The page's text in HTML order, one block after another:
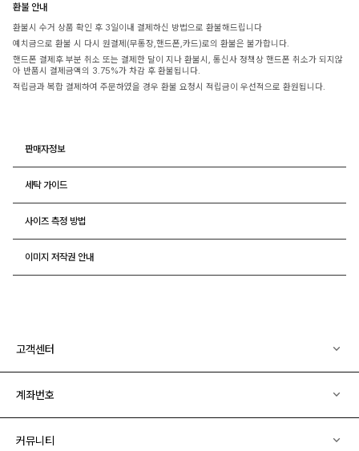
환불 안내
환불시 수거 상품 확인 후 3일이내 결제하신 방법으로 환불해드립니다
예치금으로 환불 시 다시 원결제(무통장,핸드폰,카드)로의 환불은 불가합니다.
핸드폰 결제후 부분 취소 또는 결제한 달이 지나 환불시, 통신사 정책상 핸드폰 취소가 되지않
아 반품시 결제금액의 3.75%가 차감 후 환불됩니다.
적립금과 복합 결제하여 주문하였을 경우 환불 요청시 적립금이 우선적으로 환원됩니다.
판매자정보
세탁 가이드
사이즈 측정 방법
이미지 저작권 안내
고객센터
계좌번호
커뮤니티